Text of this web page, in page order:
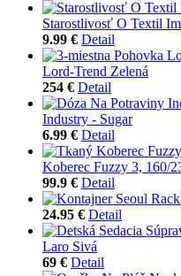
Starostlivosť O Textil
9.99 € Detail
Lord-Trend Zelená
254 € Detail
Industry - Sugar
6.99 € Detail
Koberec Fuzzy 3, 160/
99.9 € Detail
24.95 € Detail
Laro Sivá
69 € Detail